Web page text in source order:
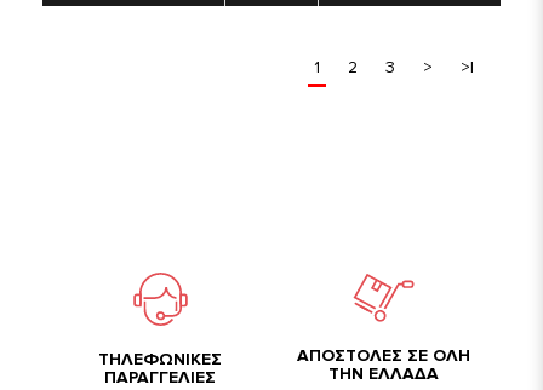
1 2 3 > >|
TΗΛΕΦΩΝΙΚΕΣ
ΠΑΡΑΓΓΕΛΙΕΣ
ΑΠΟΣΤΟΛΕΣ ΣΕ ΟΛΗ
ΤΗΝ ΕΛΛΑΔΑ